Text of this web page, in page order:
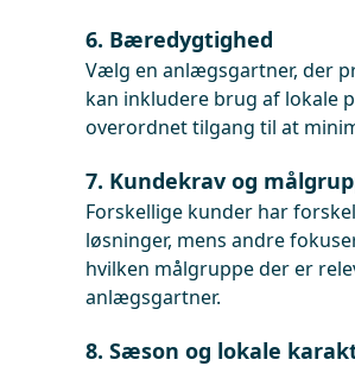
6. Bæredygtighed
Vælg en anlægsgartner, der
kan inkludere brug af lokale
overordnet tilgang til at
7. Kundekrav og
Forskellige kunder har
løsninger, mens andre
hvilken målgruppe der er
anlægsgartner.
8. Sæson og lokale